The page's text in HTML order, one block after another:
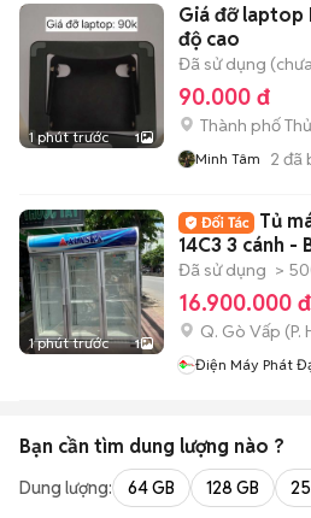
1 phút trước 1
Giá đỡ laptop
độ cao
Đã sử dụng
90.000 đ
Thành phố
Minh Tâm 2 đã
1 phút trước 1
Tủ
14C3 3 cánh -
Đã sử dụng >
16.900.000 đ
Q. Gò Vấp (P.
Điện Máy Phát
Bạn cần tìm dung lượng nào ?
Dung lượng: 64 GB 128 GB